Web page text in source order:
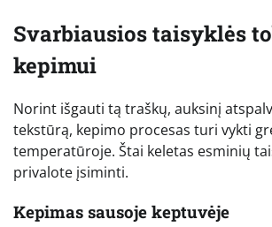
Svarbiausios taisyklės
kepimui
Norint išgauti tą traškų, auksinį
tekstūrą, kepimo procesas turi vykti
temperatūroje. Štai keletas esminių
privalote įsiminti.
Kepimas sausoje keptuvėje